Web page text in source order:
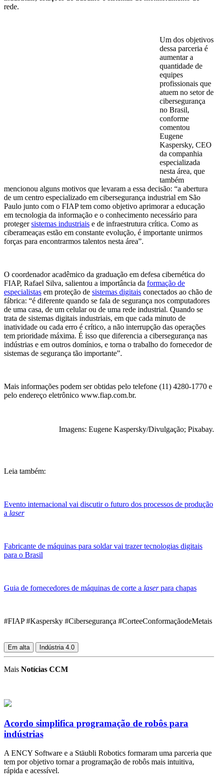
rede.
Um dos objetivos
dessa parceria é
aumentar a
quantidade de
equipes
profissionais que
atuem no setor de
cibersegurança
no Brasil,
conforme
comentou
Eugene
Kaspersky, CEO
da companhia
especializada
nesta área, que
também
mencionou alguns motivos que levaram a essa decisão: “a abertura
de um centro especializado em cibersegurança industrial em São
Paulo junto com o FIAP tem como objetivo aprimorar a educação
em tecnologia da informação e o conhecimento necessário para
protegersistemas industriais e de infraestrutura crítica. Como as
ciberameaças estão em constante evolução, é importante unirmos
forças para encontrarmos talentos nesta área”.
O coordenador acadêmico da graduação em defesa cibernética do
FIAP, Rafael Silva, salientou a importância da formação de
especialistas em proteção de sistemas digitais conectados ao chão de
fábrica: “é diferente quando se fala de segurança nos computadores
de uma casa, de um celular ou de uma rede industrial. Quando se
trata de sistemas digitais industriais, em que cada minuto de
inatividade ou cada erro é crítico, a não interrupção das operações
tem prioridade máxima. É isso que diferencia a cibersegurança nas
indústrias e em outros domínios, e torna o trabalho do fornecedor de
sistemas de segurança tão importante”.
Mais informações podem ser obtidas pelo telefone (11) 4280-1770 e
pelo endereço eletrônico www.fiap.com.br.
Imagens: Eugene Kaspersky/Divulgação; Pixabay.
Leia também:
Evento internacional vai discutir o futuro dos processos de produção
a laser
Fabricante de máquinas para soldar vai trazer tecnologias digitais
para o Brasil
Guia de fornecedores de máquinas de corte a laserpara chapas
#FIAP #Kaspersky #Cibersegurança #CorteeConformaçãodeMetais
Em alta Indústria 4.0
Mais Notícias CCM
Acordo simplifica programação de robôs para
indústrias
A ENCY Software e a Stäubli Robotics formaram uma parceria que
tem por objetivo tornar a programação de robôs mais intuitiva,
rápida e acessível.